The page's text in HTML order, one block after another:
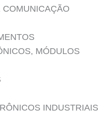
COMUNICAÇÃO
MÓDULOS
INDUSTRIAIS